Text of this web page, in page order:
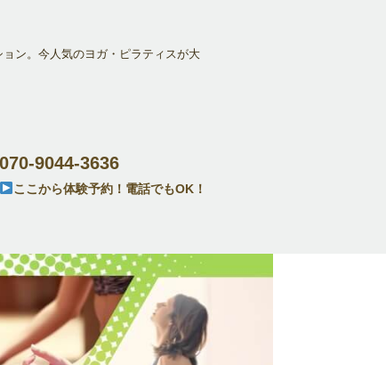
ン。今人気のヨガ・ピラティスが大
070-9044-3636
ここから体験予約！電話でもOK！